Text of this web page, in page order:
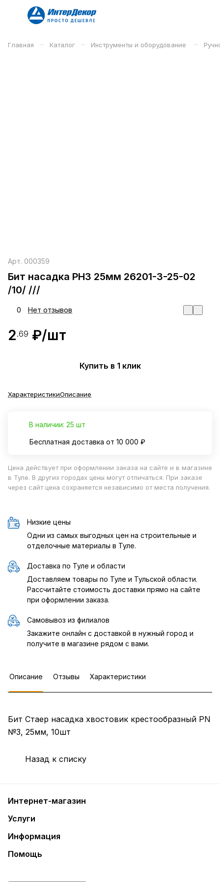
Главная – Каталог – Инструменты и оборудование –
Арт. 000359
Бит насадка PH3 25мм 26201-3-25-02
/10/ ///
0 Нет отзывов
2.69 ₽/шт
Купить в 1 клик
ХарактеристикиОписание
В наличии: 25 шт
Бесплатная доставка от 10 000 ₽
Цена действует при оформлении заказа на сайте и в магазине
в Туле. В других городах цены могут отличаться. При заказе
через сайт цена сохраняется независимо от места получения.
Низкие цены
Одни из самых выгодных цен на строительные и
отделочные материалы в Туле.
Доставка по Туле и области
Доставляем товары по Туле и Тульской области.
Рассчитайте стоимость доставки прямо на сайте
при оформлении заказа.
Самовывоз из филиалов
Закажите онлайн с доставкой в нужный город и
получите в магазине рядом с вами.
Описание Отзывы Характеристики
Бит Стаер насадка хвостовик крестообразный PN
№3, 25мм, 10шт
Назад к списку
Интернет-магазин
Услуги
Информация
Помощь